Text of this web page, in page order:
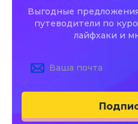
Выгодные
путеводители по
лайфхаки и